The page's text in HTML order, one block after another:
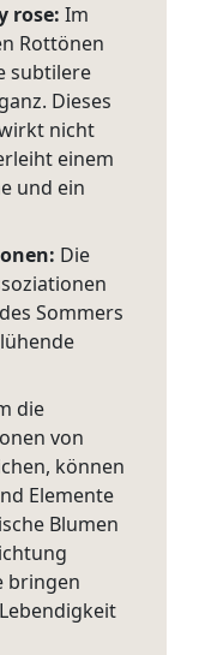
rose: Im
Rottönen
subtilere
Dieses
nicht
einem
und ein
Die
Sommers
die
von
können
Elemente
Blumen
bringen